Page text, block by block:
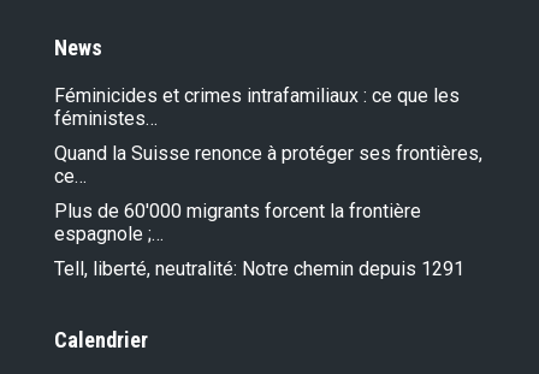
News
Féminicides et crimes intrafamiliaux : ce que les
féministes…
Quand la Suisse renonce à protéger ses frontières,
ce…
Plus de 60'000 migrants forcent la frontière
espagnole ;…
Tell, liberté, neutralité: Notre chemin depuis 1291
Calendrier